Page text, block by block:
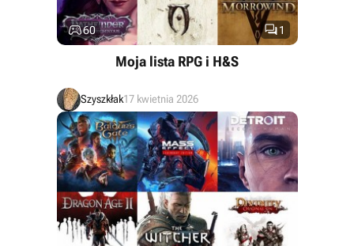
1
60
Moja lista RPG i H&S
Szyszkłak17 kwietnia 2026